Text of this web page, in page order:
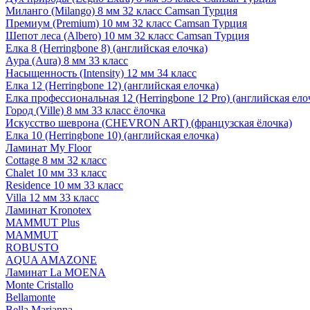
Миланго (Milango) 8 мм 32 класс Camsan Турция
Премиум (Premium) 10 мм 32 класс Camsan Турция
Шепот леса (Albero) 10 мм 32 класс Camsan Турция
Елка 8 (Herringbone 8) (английская елочка)
Аура (Aura) 8 мм 33 класс
Насыщенность (Intensity) 12 мм 34 класс
Елка 12 (Herringbone 12) (английская елочка)
Елка профессиональная 12 (Herringbone 12 Pro) (английская
Город (Ville) 8 мм 33 класс ёлочка
Искусство шеврона (CHEVRON ART) (французская ёлочка)
Елка 10 (Herringbone 10) (английская елочка)
Ламинат My Floor
Cottage 8 мм 32 класс
Chalet 10 мм 33 класс
Residence 10 мм 33 класс
Villa 12 мм 33 класс
Ламинат Kronotex
MAMMUT Plus
MAMMUT
ROBUSTO
AQUA AMAZONE
Ламинат La MOENA
Monte Cristallo
Bellamonte